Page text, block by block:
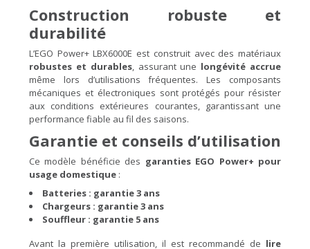
Construction robuste et
durabilité
L’EGO Power+ LBX6000E est construit avec des matériaux
robustes et durables, assurant une longévité accrue
même lors d’utilisations fréquentes. Les composants
mécaniques et électroniques sont protégés pour résister
aux conditions extérieures courantes, garantissant une
performance fiable au fil des saisons.
Garantie et conseils d’utilisation
Ce modèle bénéficie des garanties EGO Power+ pour
usage domestique :
Batteries : garantie 3 ans
Chargeurs : garantie 3 ans
Souffleur : garantie 5 ans
Avant la première utilisation, il est recommandé de lire